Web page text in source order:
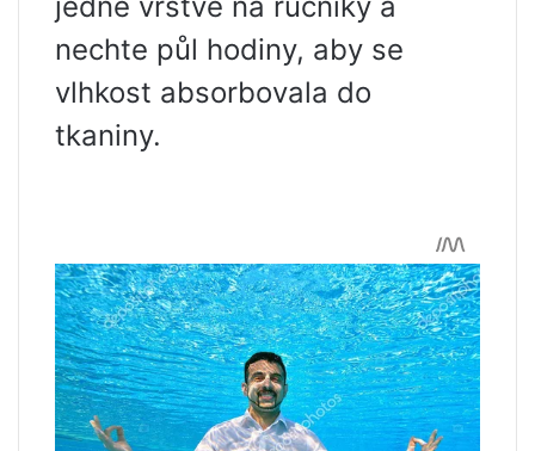
nechte půl hodiny, aby se
vlhkost absorbovala do
tkaniny.